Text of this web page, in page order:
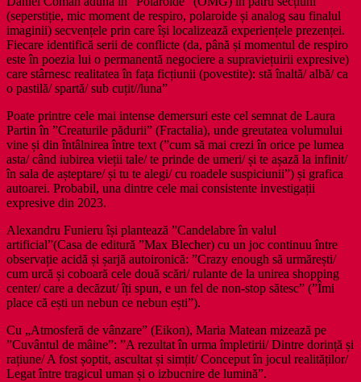
(seperstiție, mic moment de respiro, polaroide și analog sau finalul
imaginii) secvențele prin care își localizează experiențele prezenței.
Fiecare identifică serii de conflicte (da, până și momentul de respiro
este în poezia lui o permanentă negociere a supraviețuirii expresive)
care stârnesc realitatea în fața ficțiunii (povestite): stă înaltă/ albă/ ca
o pastilă/ spartă/ sub cuțit//luna”
Poate printre cele mai intense demersuri este cel semnat de Laura
Partin în ”Creaturile pădurii” (Fractalia), unde greutatea volumului
vine și din întâlnirea între text (”cum să mai crezi în orice pe lumea
asta/ când iubirea vieții tale/ te prinde de umeri/ și te așază la infinit/
în sala de așteptare/ și tu te alegi/ cu roadele suspiciunii”) și grafica
autoarei. Probabil, una dintre cele mai consistente investigații
expresive din 2023.
Alexandru Funieru își plantează ”Candelabre în valul
artificial”(Casa de editură ”Max Blecher) cu un joc continuu între
observație acidă și șarjă autoironică: ”Crazy enough să urmărești/
cum urcă și coboară cele două scări/ rulante de la unirea shopping
center/ care a decăzut/ îți spun, e un fel de non-stop sătesc” (”Îmi
place că ești un nebun ce nebun ești”).
Cu „Atmosferă de vânzare” (Eikon), Maria Matean mizează pe
”Cuvântul de mâine”: ”A rezultat în urma împletirii/ Dintre dorință și
rațiune/ A fost șoptit, ascultat și simțit/ Conceput în jocul realităților/
Legat între tragicul uman și o izbucnire de lumină”.